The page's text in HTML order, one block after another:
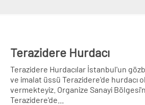
Terazidere Hurdacı
Terazidere Hurdacılar İstanbul'un
ve imalat üssü Terazidere'de hurdacı
vermekteyiz. Organize Sanayi
Terazidere'de...